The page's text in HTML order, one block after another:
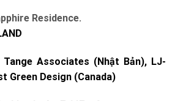
Residence.
Associates (Nhật Bản), LJ-
Green Design (Canada)